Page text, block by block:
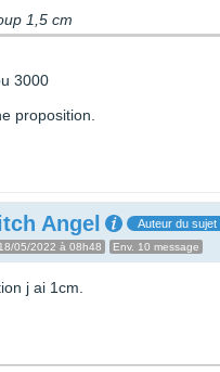
1,5 cm
3000
proposition.
Angel Auteur du sujet
05/2022 à 08h48 Env. 10 message
j ai 1cm.